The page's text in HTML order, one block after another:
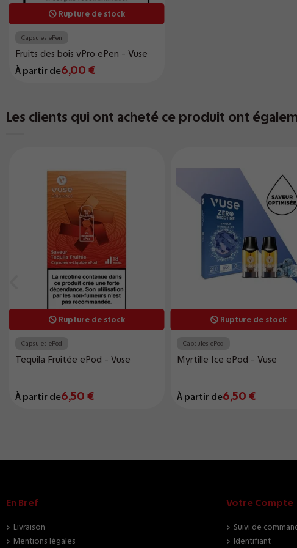
Rupture de stock
Capsules ePen
Fruits des bois vPro ePen - Vuse
À partir de6,00 €
Les clients qui ont acheté ce produit ont
Rupture de stock
Capsules ePod
Tequila Fruitée ePod - Vuse
À partir de6,50 €
Rupture de stock
Capsules ePod
Myrtille Ice ePod - Vuse
À partir de6,50 €
En Bref
Livraison
Mentions légales
Votre Compte
Suivi de
Identifiant